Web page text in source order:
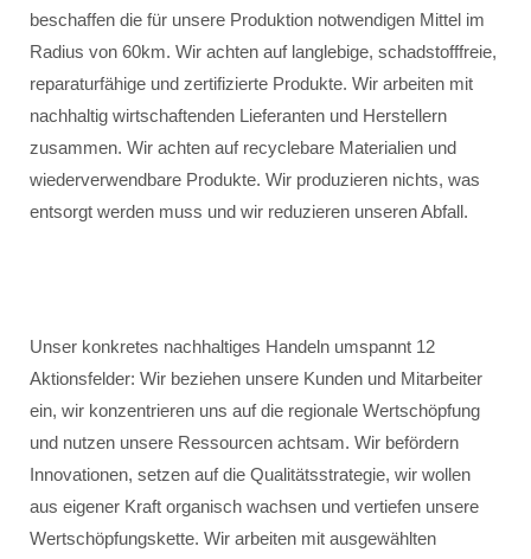
beschaffen die für unsere Produktion notwendigen Mittel im
Radius von 60km. Wir achten auf langlebige, schadstofffreie,
reparaturfähige und zertifizierte Produkte. Wir arbeiten mit
nachhaltig wirtschaftenden Lieferanten und Herstellern
zusammen. Wir achten auf recyclebare Materialien und
wiederverwendbare Produkte. Wir produzieren nichts, was
entsorgt werden muss und wir reduzieren unseren Abfall.
Unser konkretes nachhaltiges Handeln umspannt 12
Aktionsfelder: Wir beziehen unsere Kunden und Mitarbeiter
ein, wir konzentrieren uns auf die regionale Wertschöpfung
und nutzen unsere Ressourcen achtsam. Wir befördern
Innovationen, setzen auf die Qualitätsstrategie, wir wollen
aus eigener Kraft organisch wachsen und vertiefen unsere
Wertschöpfungskette. Wir arbeiten mit ausgewählten